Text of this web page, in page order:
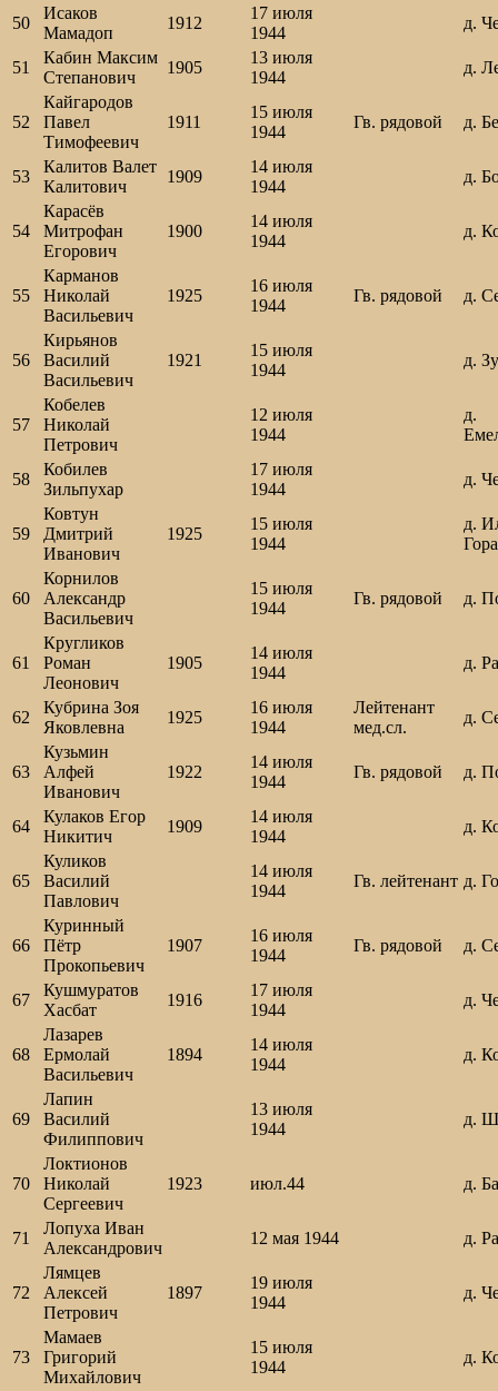
50
Исаков
Мамадоп
1912
17 июля
1944
д.
51
Кабин Максим
Степанович
1905
13 июля
1944
д.
52
Кайгародов
Павел
Тимофеевич
1911
15 июля
1944
Гв. рядовой д.
53
Калитов Валет
Калитович
1909
14 июля
1944
д.
54
Карасёв
Митрофан
Егорович
1900
14 июля
1944
д.
55
Карманов
Николай
Васильевич
1925
16 июля
1944
Гв. рядовой д.
56
Кирьянов
Василий
Васильевич
1921
15 июля
1944
д.
57
Кобелев
Николай
Петрович
12 июля
1944
д.
58
Кобилев
Зильпухар
17 июля
1944
д.
59
Ковтун
Дмитрий
Иванович
1925
15 июля
1944
д.
Гора
60
Корнилов
Александр
Васильевич
15 июля
1944
Гв. рядовой д.
61
Кругликов
Роман
Леонович
1905
14 июля
1944
д.
62
Кубрина Зоя
Яковлевна
1925
16 июля
1944
Лейтенант
мед.сл.
д.
63
Кузьмин
Алфей
Иванович
1922
14 июля
1944
Гв. рядовой д.
64
Кулаков Егор
Никитич
1909
14 июля
1944
д.
65
Куликов
Василий
Павлович
14 июля
1944
Гв. лейтенант д.
66
Куринный
Пётр
Прокопьевич
1907
16 июля
1944
Гв. рядовой д.
67
Кушмуратов
Хасбат
1916
17 июля
1944
д.
68
Лазарев
Ермолай
Васильевич
1894
14 июля
1944
д.
69
Лапин
Василий
Филиппович
13 июля
1944
д.
70
Локтионов
Николай
Сергеевич
1923 июл.44 д.
71
Лопуха Иван
Александрович
12 мая 1944 д.
72
Лямцев
Алексей
Петрович
1897
19 июля
1944
д.
73
Мамаев
Григорий
Михайлович
15 июля
1944
д.